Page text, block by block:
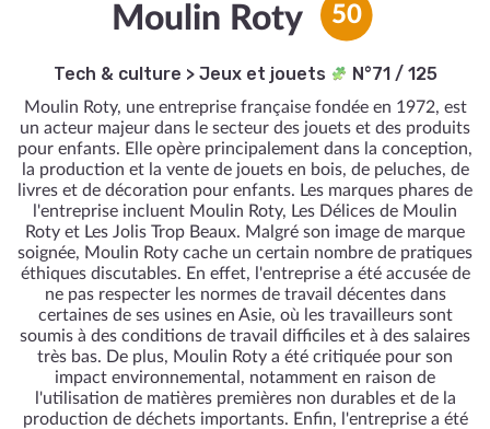
Moulin Roty 50
Tech & culture > Jeux et jouets N°71 / 125
Moulin Roty, une entreprise française fondée en 1972, est
un acteur majeur dans le secteur des jouets et des produits
pour enfants. Elle opère principalement dans la conception,
la production et la vente de jouets en bois, de peluches, de
livres et de décoration pour enfants. Les marques phares de
l'entreprise incluent Moulin Roty, Les Délices de Moulin
Roty et Les Jolis Trop Beaux. Malgré son image de marque
soignée, Moulin Roty cache un certain nombre de pratiques
éthiques discutables. En effet, l'entreprise a été accusée de
ne pas respecter les normes de travail décentes dans
certaines de ses usines en Asie, où les travailleurs sont
soumis à des conditions de travail difficiles et à des salaires
très bas. De plus, Moulin Roty a été critiquée pour son
impact environnemental, notamment en raison de
l'utilisation de matières premières non durables et de la
production de déchets importants. Enfin, l'entreprise a été